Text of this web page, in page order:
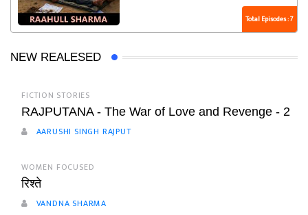
Total Episodes : 7
NEW REALESED
FICTION STORIES
RAJPUTANA - The War of Love and Revenge - 2
AARUSHI SINGH RAJPUT
WOMEN FOCUSED
रिश्ते
VANDNA SHARMA